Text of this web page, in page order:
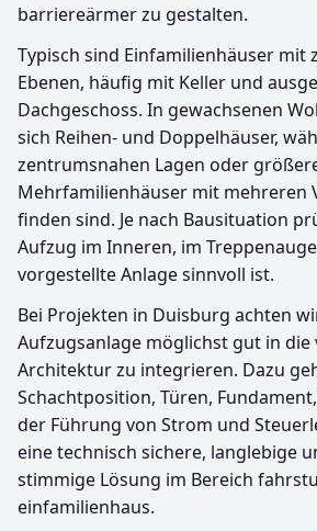
barriereärmer zu gestalten.
Typisch sind Einfamilienhäuser mit
Ebenen, häufig mit Keller und
Dachgeschoss. In gewachsenen
sich Reihen- und Doppelhäuser,
zentrumsnahen Lagen oder
Mehrfamilienhäuser mit mehreren
finden sind. Je nach Bausituation
Aufzug im Inneren, im
vorgestellte Anlage sinnvoll ist.
Bei Projekten in Duisburg achten
Aufzugsanlage möglichst gut in die
Architektur zu integrieren. Dazu
Schachtposition, Türen,
der Führung von Strom und
eine technisch sichere, langlebige
stimmige Lösung im Bereich
einfamilienhaus.